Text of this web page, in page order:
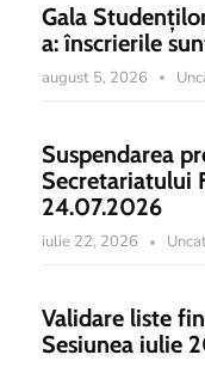
Gala
a: înscrierile
august 5, 2026
Suspendarea
Secretariatului
24.07.2026
iulie 22, 2026
Validare liste
Sesiunea iulie